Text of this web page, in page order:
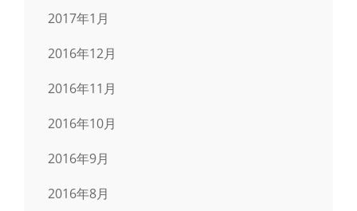
2017年1月
2016年12月
2016年11月
2016年10月
2016年9月
2016年8月